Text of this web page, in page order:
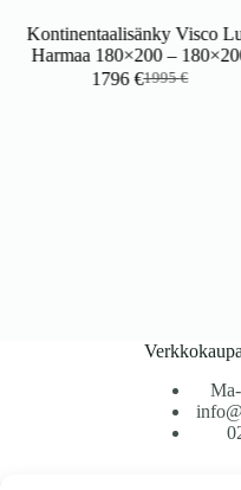
Kontinentaalisänky Visco Lux
Harmaa 180×200 – 180×200
1995€
Alkuperäinen
1796€Nykyinen